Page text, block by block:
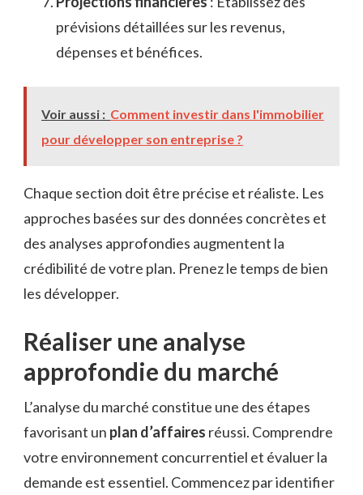
prévisions détaillées sur les revenus,
dépenses et bénéfices.
Voir aussi : Comment investir dans l'immobilier
pour développer son entreprise ?
Chaque section doit être précise et réaliste. Les
approches basées sur des données concrètes et
des analyses approfondies augmentent la
crédibilité de votre plan. Prenez le temps de bien
les développer.
Réaliser une analyse
approfondie du marché
L’analyse du marché constitue une des étapes
favorisant un plan d’affaires réussi. Comprendre
votre environnement concurrentiel et évaluer la
demande est essentiel. Commencez par identifier